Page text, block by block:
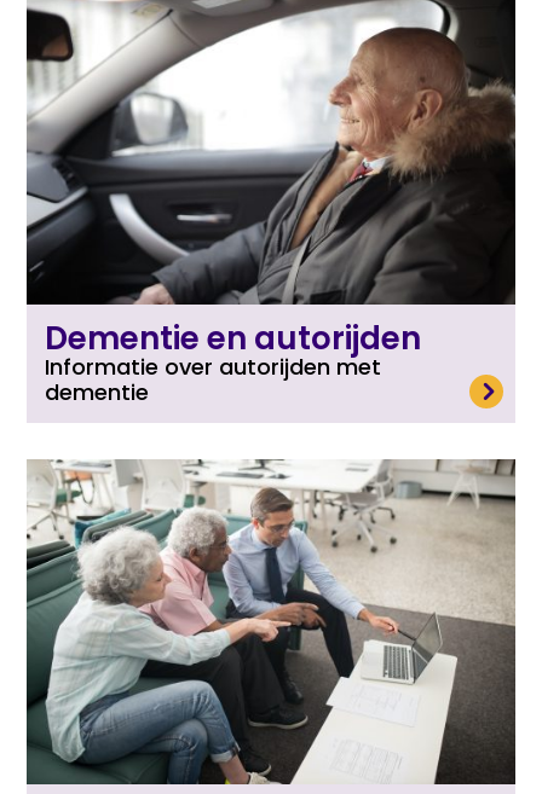
Dementie en autorijden
Informatie over autorijden met
dementie